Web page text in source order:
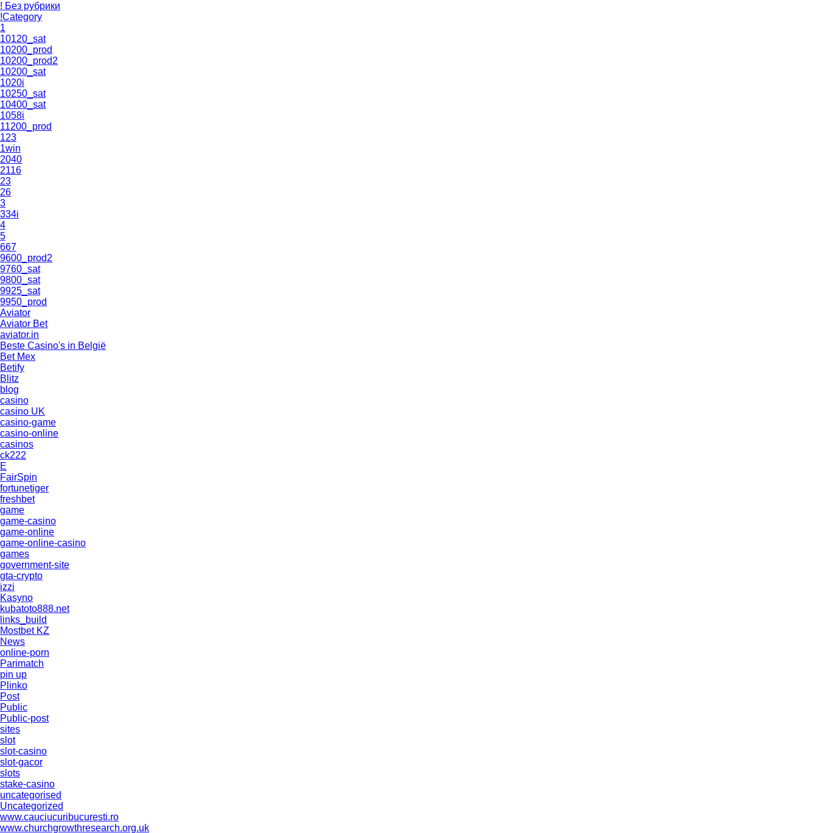
! Без рубрики
!Category
1
10120_sat
10200_prod
10200_prod2
10200_sat
1020i
10250_sat
10400_sat
1058i
11200_prod
123
1win
2040
2116
23
26
3
334i
4
5
667
9600_prod2
9760_sat
9800_sat
9925_sat
9950_prod
Aviator
Aviator Bet
aviator.in
Beste Casino's in België
Bet Mex
Betify
Blitz
blog
casino
casino UK
casino-game
casino-online
casinos
ck222
E
FairSpin
fortunetiger
freshbet
game
game-casino
game-online
game-online-casino
games
government-site
gta-crypto
izzi
Kasyno
kubatoto888.net
links_build
Mostbet KZ
News
online-porn
Parimatch
pin up
Plinko
Post
Public
Public-post
sites
slot
slot-casino
slot-gacor
slots
stake-casino
uncategorised
Uncategorized
www.cauciucuribucuresti.ro
www.churchgrowthresearch.org.uk